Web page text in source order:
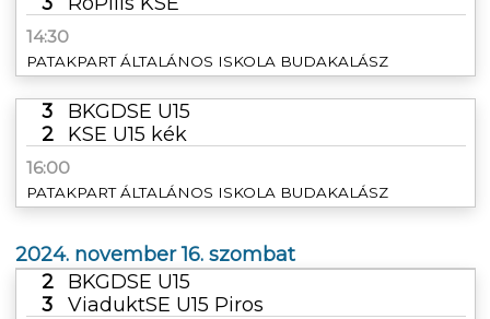
14:30
PATAKPART ÁLTALÁNOS ISKOLA BUDAKALÁSZ
3
BKGDSE U15
2
KSE U15 kék
16:00
PATAKPART ÁLTALÁNOS ISKOLA BUDAKALÁSZ
2024. november 16. szombat
2
BKGDSE U15
3
ViaduktSE U15 Piros